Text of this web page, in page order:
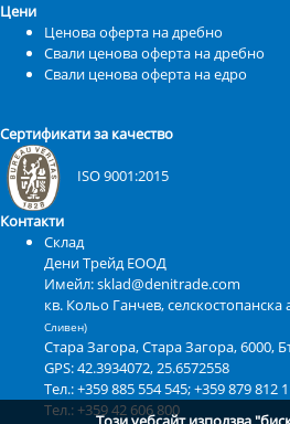
Цени
Ценова оферта на дребно
Свали ценова оферта на дребно
Свали ценова оферта на едро
Сертификати за качество
ISO 9001:2015
Контакти
Склад
Дени Трейд ЕООД
Имейл: sklad@denitrade.com
кв. Кольо Ганчев, селскостопанска
Сливен)
Стара Загора,Стара Загора,6000,
GPS:42.3934072, 25.6572558
Тел.: +359 885 554 545; +359 879
Тел.: +359 42 606 800